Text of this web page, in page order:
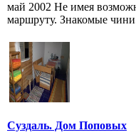
май 2002 Не имея
маршруту. Знакомые
Суздаль. Дом Поповых